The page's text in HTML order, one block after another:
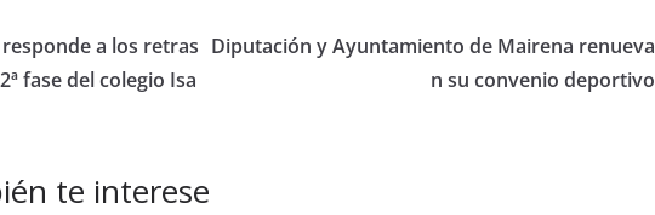
a los retras
fase del colegio Isa
Diputación y Ayuntamiento de Mairena renueva
n su convenio deportivo
te interese